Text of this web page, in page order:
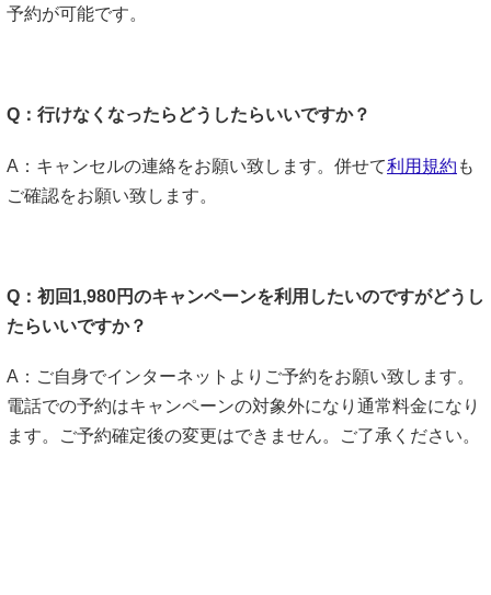
予約が可能です。
Q：行けなくなったらどうしたらいいですか？
A：キャンセルの連絡をお願い致します。併せて利用規約 も
ご確認をお願い致します。
Q：初回1,980円のキャンペーンを利用したいのですがどうし
たらいいですか？
A：ご自身でインターネットよりご予約をお願い致します。
電話での予約はキャンペーンの対象外になり通常料金になり
ます。ご予約確定後の変更はできません。ご了承ください。